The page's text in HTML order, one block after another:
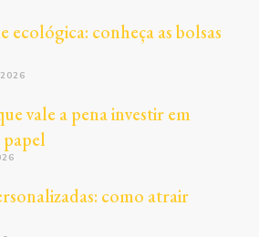
ecológica: conheça as bolsas
vale a pena investir em
papel
como atrair